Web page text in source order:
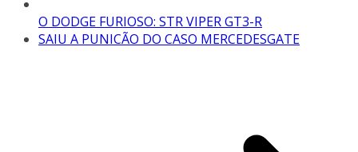
O DODGE FURIOSO: STR VIPER GT3-R
SAIU A PUNICÃO DO CASO MERCEDESGATE